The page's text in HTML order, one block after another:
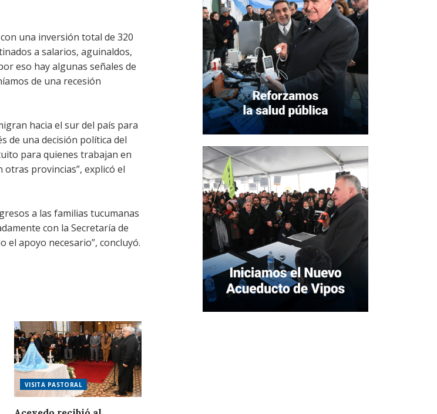
una inversión total de 320
a salarios, aguinaldos,
eso hay algunas señales de
de una recesión
hacia el sur del país para
de una decisión política del
para quienes trabajan en
provincias”, explicó el
a las familias tucumanas
con la Secretaría de
el apoyo necesario”, concluyó.
VISITA PASTORAL